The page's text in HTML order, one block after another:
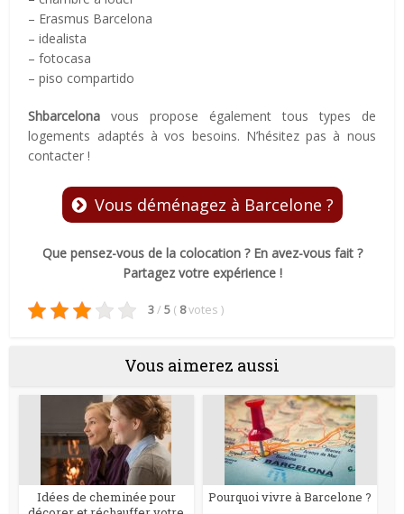
– Erasmus Barcelona
– idealista
– fotocasa
– piso compartido
Shbarcelona vous propose également tous types de
logements adaptés à vos besoins. N’hésitez pas à nous
contacter !
Vous déménagez à Barcelone ?
Que pensez-vous de la colocation ? En avez-vous fait ?
Partagez votre expérience !
3/ 5 ( 8votes )
Vous aimerez aussi
Idées de cheminée pour
Pourquoi vivre à Barcelone ?